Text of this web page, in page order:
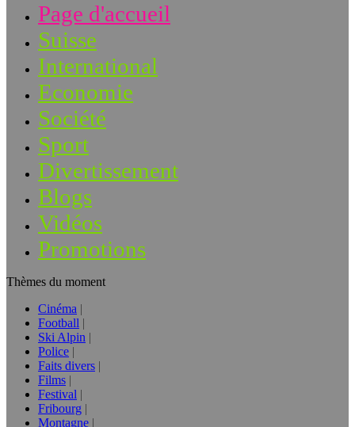
Page d'accueil
Suisse
International
Economie
Société
Sport
Divertissement
Blogs
Vidéos
Promotions
Thèmes du moment
Cinéma
Football
Ski Alpin
Police
Faits divers
Films
Festival
Fribourg
Montagne